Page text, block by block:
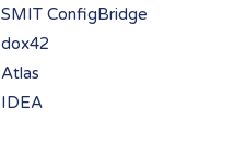
SMIT ConfigBridge
dox42
Atlas
IDEA